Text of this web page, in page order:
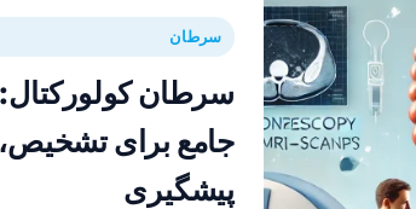
سرطان
سرطان کولورکتال:
جامع برای
پیشگیری